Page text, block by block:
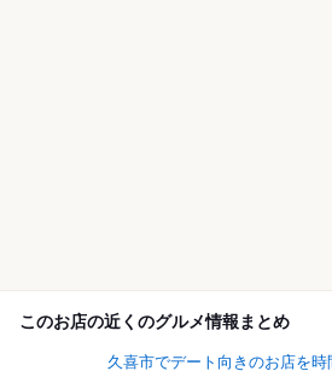
このお店の近くのグルメ情報まとめ
久喜市でデート向きのお店を